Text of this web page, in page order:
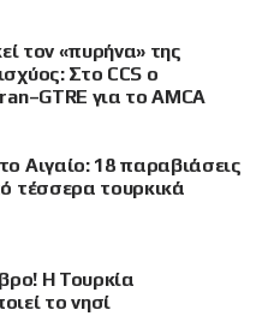
τον «πυρήνα» της
Στο CCS ο
για το AMCA
Αιγαίο: 18 παραβιάσεις
τέσσερα τουρκικά
Η Τουρκία
το νησί